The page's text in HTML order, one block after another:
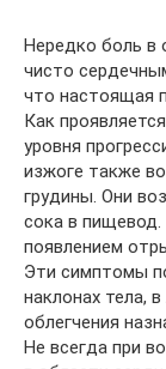
Нередко боль в
чисто
что настоящая
Как
уровня
изжоге также
грудины. Они
сока в пищевод.
появлением
Эти симптомы
наклонах тела,
облегчения
Не всегда при